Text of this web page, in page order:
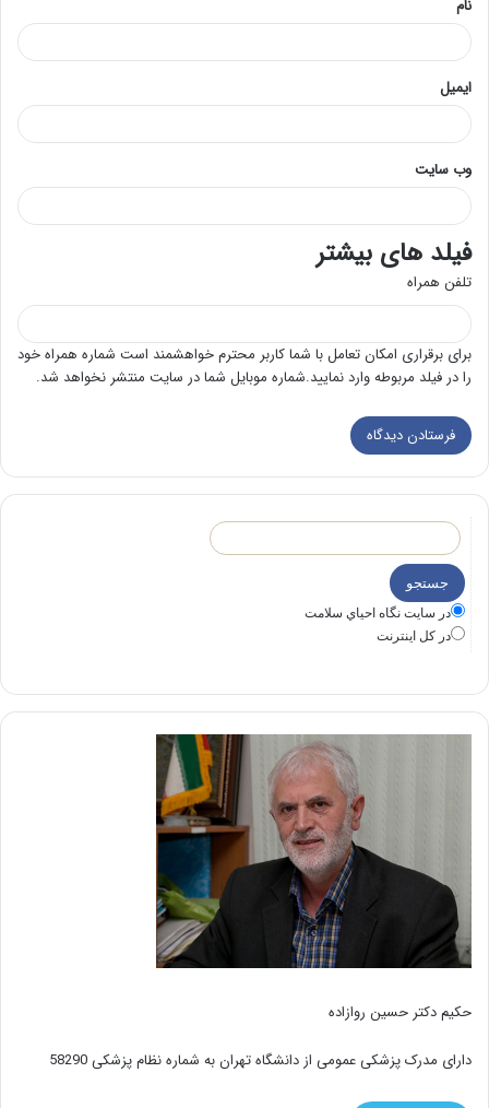
نام
ایمیل
وب‌ سایت
فیلد های بیشتر
تلفن همراه
برای برقراری امکان تعامل با شما کاربر محترم خواهشمند است شماره همراه خود
را در فیلد مربوطه وارد نمایید.شماره موبایل شما در سایت منتشر نخواهد شد.
در سايت نگاه احياي سلامت
در كل اينترنت
حکیم دکتر حسین روازاده
دارای مدرک پزشکی عمومی از دانشگاه تهران به شماره نظام پزشکی 58290